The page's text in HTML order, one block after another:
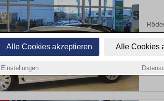
Alle Cookies akzeptieren Alle Cookies
Einstellungen